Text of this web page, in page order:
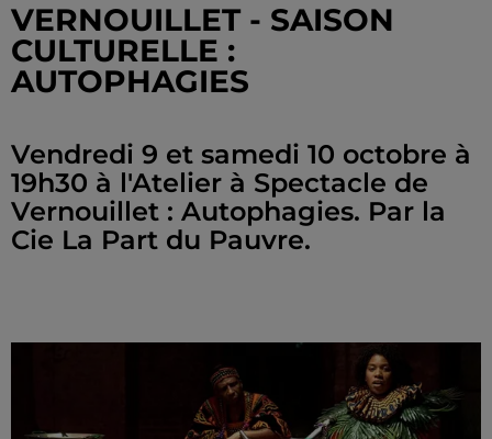
VERNOUILLET - SAISON
CULTURELLE :
AUTOPHAGIES
Vendredi 9 et samedi 10 octobre à
19h30 à l'Atelier à Spectacle de
Vernouillet : Autophagies. Par la
Cie La Part du Pauvre.